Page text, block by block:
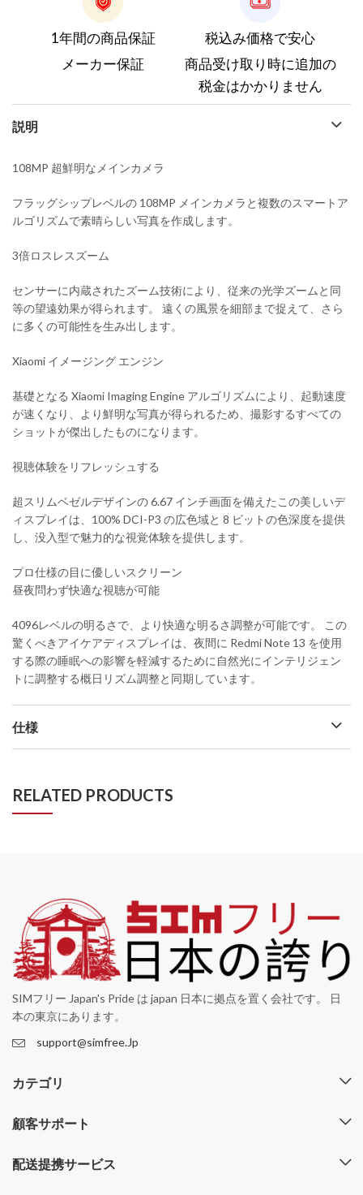
1年間の商品保証
メーカー保証
税込み価格で安心
商品受け取り時に追加の
税金はかかりません
説明
108MP 超鮮明なメインカメラ
フラッグシップレベルの 108MP メインカメラと複数のスマートア
ルゴリズムで素晴らしい写真を作成します。
3倍ロスレスズーム
センサーに内蔵されたズーム技術により、従来の光学ズームと同
等の望遠効果が得られます。 遠くの風景を細部まで捉えて、さら
に多くの可能性を生み出します。
Xiaomi イメージング エンジン
基礎となる Xiaomi Imaging Engine アルゴリズムにより、起動速度
が速くなり、より鮮明な写真が得られるため、撮影するすべての
ショットが傑出したものになります。
視聴体験をリフレッシュする
超スリムベゼルデザインの 6.67 インチ画面を備えたこの美しいデ
ィスプレイは、100% DCI-P3 の広色域と 8 ビットの色深度を提供
し、没入型で魅力的な視覚体験を提供します。
プロ仕様の目に優しいスクリーン
昼夜問わず快適な視聴が可能
4096レベルの明るさで、より快適な明るさ調整が可能です。 この
驚くべきアイケアディスプレイは、夜間に Redmi Note 13 を使用
する際の睡眠への影響を軽減するために自然光にインテリジェン
トに調整する概日リズム調整と同期しています。
仕様
RELATED PRODUCTS
SIMフリー Japan's Pride は japan 日本に拠点を置く会社です。 日
本の東京にあります。
support@simfree.Jp
カテゴリ
顧客サポート
配送提携サービス